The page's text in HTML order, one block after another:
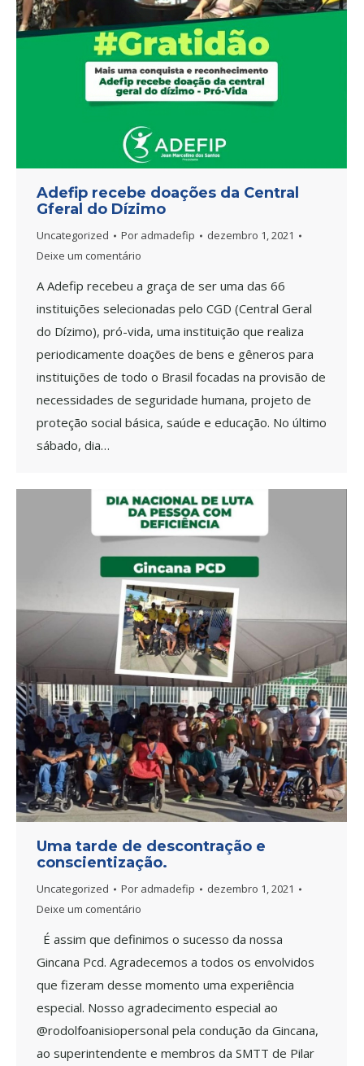
Adefip recebe doações da Central
Gferal do Dízimo
Uncategorized Por admadefip
dezembro 1, 2021
Deixe um comentário
A Adefip recebeu a graça de ser uma das 66
instituições selecionadas pelo CGD (Central Geral
do Dízimo), pró-vida, uma instituição que realiza
periodicamente doações de bens e gêneros para
instituições de todo o Brasil focadas na provisão de
necessidades de seguridade humana, projeto de
proteção social básica, saúde e educação. No último
sábado, dia…
Uma tarde de descontração e
conscientização.
Uncategorized Por admadefip
dezembro 1, 2021
Deixe um comentário
É assim que definimos o sucesso da nossa
Gincana Pcd. Agradecemos a todos os envolvidos
que fizeram desse momento uma experiência
especial. Nosso agradecimento especial ao
@rodolfoanisiopersonal pela condução da Gincana,
ao superintendente e membros da SMTT de Pilar